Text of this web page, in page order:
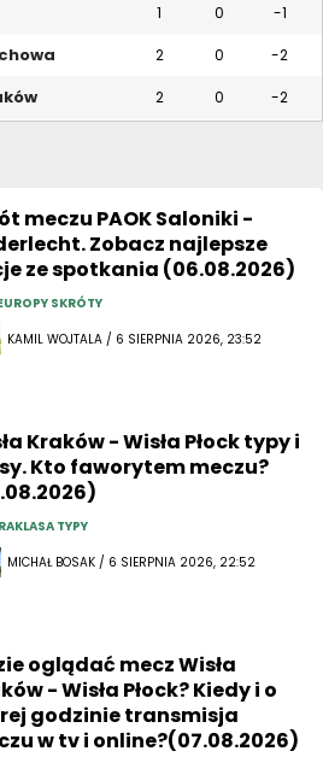
1 0 -1
2 0 -2
2 0 -2
meczu PAOK Saloniki -
Zobacz najlepsze
ze spotkania (06.08.2026)
SKRÓTY
KAMIL WOJTALA / 6 SIERPNIA 2026, 23:52
Kraków - Wisła Płock typy i
Kto faworytem meczu?
TYPY
MICHAŁ BOSAK / 6 SIERPNIA 2026, 22:52
oglądać mecz Wisła
- Wisła Płock? Kiedy i o
godzinie transmisja
w tv i online?(07.08.2026)